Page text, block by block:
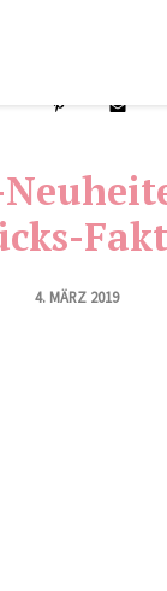
4. MÄRZ 2019